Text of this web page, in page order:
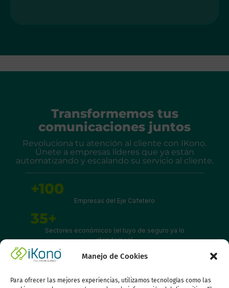
Manejo de Cookies
Para ofrecer las mejores experiencias, utilizamos tecnologías como las
Transformemos tus
comunicaciones juntos
Revoluciona tu atención al cliente con IKono.
Únete a empresas líderes que ya están
automatizando y escalando su servicio al cliente.
+100
Empresas del Eje Cafetero
35+
Sectores económicos (el tuyo de seguro ya lo
atendemos)
-300%